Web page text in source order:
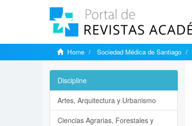
Home Sociedad Médica de Santiago
Discipline
Artes, Arquitectura y Urbanismo
Ciencias Agrarias, Forestales y